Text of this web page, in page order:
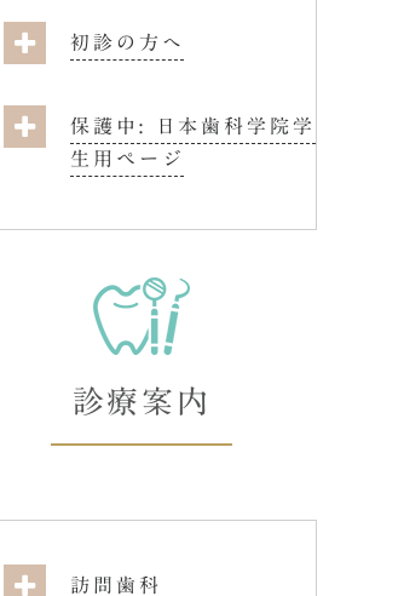
初診の方へ
保護中: 日本歯科学院学
生用ページ
診療案内
訪問歯科